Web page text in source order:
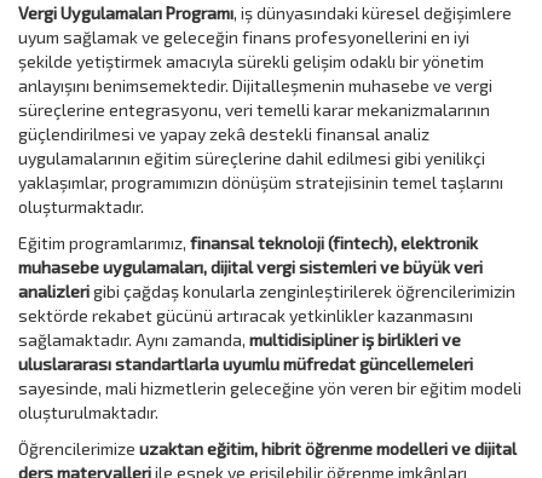
Vergi Uygulamaları Programı, iş dünyasındaki küresel değişimlere
uyum sağlamak ve geleceğin finans profesyonellerini en iyi
şekilde yetiştirmek amacıyla sürekli gelişim odaklı bir yönetim
anlayışını benimsemektedir. Dijitalleşmenin muhasebe ve vergi
süreçlerine entegrasyonu, veri temelli karar mekanizmalarının
güçlendirilmesi ve yapay zekâ destekli finansal analiz
uygulamalarının eğitim süreçlerine dahil edilmesi gibi yenilikçi
yaklaşımlar, programımızın dönüşüm stratejisinin temel taşlarını
oluşturmaktadır.
Eğitim programlarımız, finansal teknoloji (fintech), elektronik
muhasebe uygulamaları, dijital vergi sistemleri ve büyük veri
analizlerigibi çağdaş konularla zenginleştirilerek öğrencilerimizin
sektörde rekabet gücünü artıracak yetkinlikler kazanmasını
sağlamaktadır. Aynı zamanda, multidisipliner iş birlikleri ve
uluslararası standartlarla uyumlu müfredat güncellemeleri
sayesinde, mali hizmetlerin geleceğine yön veren bir eğitim modeli
oluşturulmaktadır.
Öğrencilerimize uzaktan eğitim, hibrit öğrenme modelleri ve dijital
ders materyalleriile esnek ve erişilebilir öğrenme imkânları